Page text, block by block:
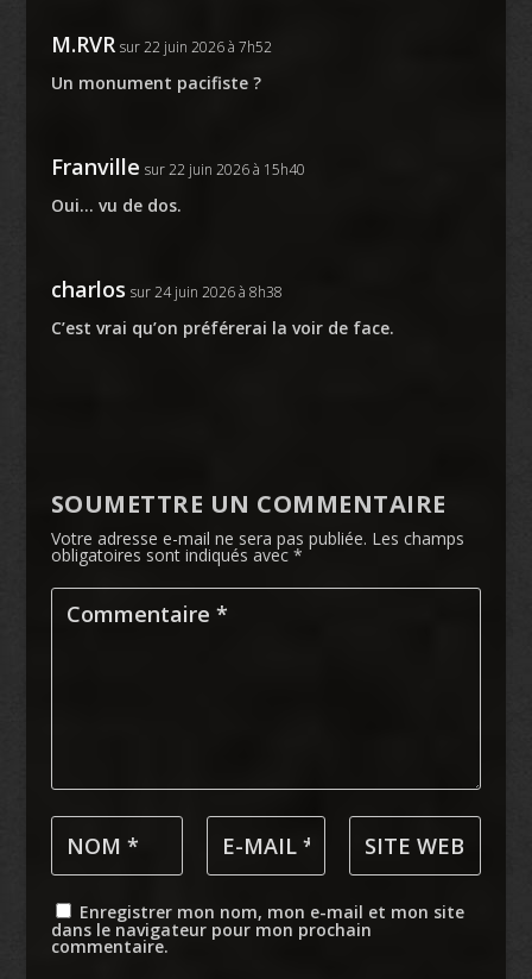
M.RVR sur 22 juin 2026 à 7h52
Un monument pacifiste ?
Franville sur 22 juin 2026 à 15h40
Oui… vu de dos.
charlos sur 24 juin 2026 à 8h38
C’est vrai qu’on préférerai la voir de face.
SOUMETTRE UN COMMENTAIRE
Votre adresse e-mail ne sera pas publiée. Les champs
obligatoires sont indiqués avec *
Enregistrer mon nom, mon e-mail et mon site
dans le navigateur pour mon prochain
commentaire.